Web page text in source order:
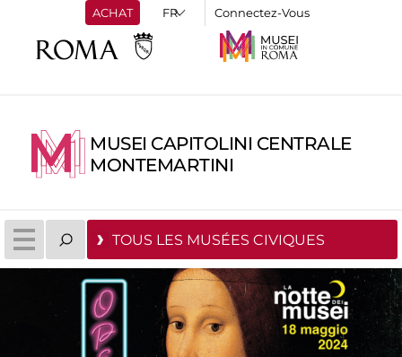
ACHAT Connectez-Vous
MUSEI CAPITOLINI CENTRALE
MONTEMARTINI
TOUS LES MUSÉES CIVIQUES